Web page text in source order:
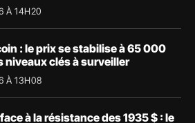
À 14H20
: le prix se stabilise à 65 000
niveaux clés à surveiller
À 13H08
à la résistance des 1935 $ : le